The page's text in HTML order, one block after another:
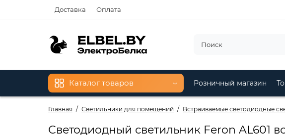
Доставка Оплата
Каталог товаров Розничный магазин
Главная Светильники для помещений Встраиваемые светодиодные
Светодиодный светильник Feron AL601